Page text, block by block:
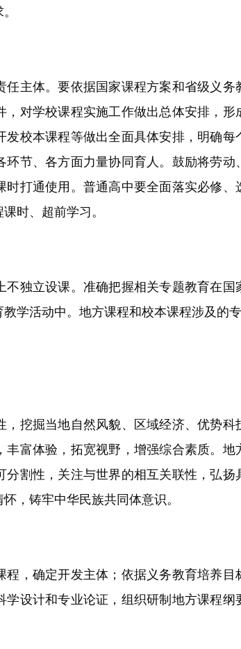
体。要依据国家课程方案和省级义务
，对学校课程实施工作做出总体安排，
发校本课程等做出全面具体安排，明确
节、各方面力量协同育人。鼓励将劳
打通使用。普通高中要全面落实必修
时、超前学习。
立设课。准确把握相关专题教育在国
学活动中。地方课程和校本课程涉及的
掘当地自然风貌、区域经济、优势科
丰富体验，拓宽视野，增强综合素质。
分割性，关注与世界的相互关联性，弘
，铸牢中华民族共同体意识。
确定开发主体；依据义务教育培养目
设计和专业论证，组织研制地方课程